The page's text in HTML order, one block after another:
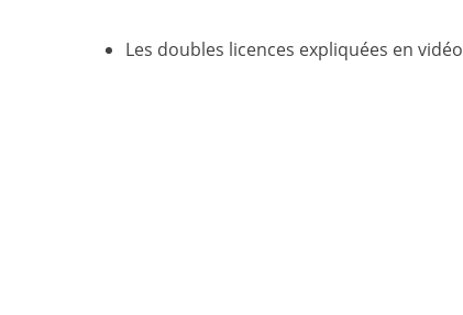
Les doubles licences expliquées en vidéo